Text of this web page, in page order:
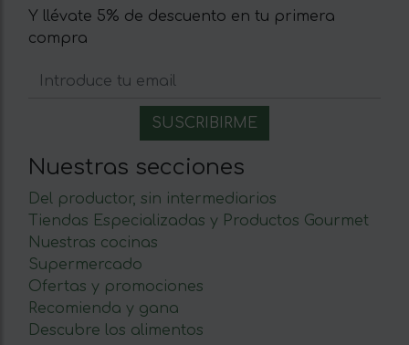
Y llévate 5% de descuento en tu primera
compra
Nuestras secciones
Del productor, sin intermediarios
Tiendas Especializadas y Productos Gourmet
Nuestras cocinas
Supermercado
Ofertas y promociones
Recomienda y gana
Descubre los alimentos